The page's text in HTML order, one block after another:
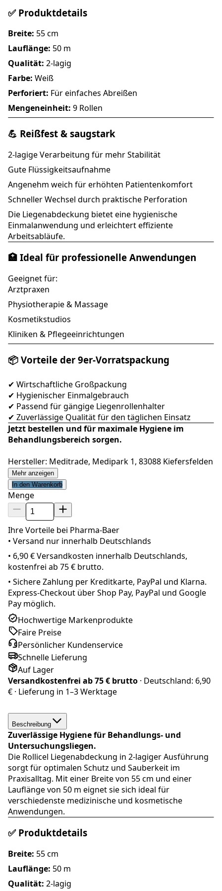
✅ Produktdetails
Breite: 55 cm
Lauflänge: 50 m
Qualität: 2-lagig
Farbe: Weiß
Perforiert: Für einfaches Abreißen
Mengeneinheit: 9 Rollen
💪 Reißfest & saugstark
2-lagige Verarbeitung für mehr Stabilität
Gute Flüssigkeitsaufnahme
Angenehm weich für erhöhten Patientenkomfort
Schneller Wechsel durch praktische Perforation
Die Liegenabdeckung bietet eine hygienische
Einmalanwendung und erleichtert effiziente
Arbeitsabläufe.
🏥 Ideal für professionelle Anwendungen
Geeignet für:
Arztpraxen
Physiotherapie & Massage
Kosmetikstudios
Kliniken & Pflegeeinrichtungen
📦 Vorteile der 9er-Vorratspackung
✔ Wirtschaftliche Großpackung
✔ Hygienischer Einmalgebrauch
✔ Passend für gängige Liegenrollenhalter
✔ Zuverlässige Qualität für den täglichen Einsatz
Jetzt bestellen und für maximale Hygiene im
Behandlungsbereich sorgen.
Hersteller: Meditrade, Medipark 1, 83088 Kiefersfelden
Mehr anzeigen
In den Warenkorb
Menge
Ihre Vorteile bei Pharma-Baer
• Versand nur innerhalb Deutschlands
• 6,90 € Versandkosten innerhalb Deutschlands,
kostenfrei ab 75 € brutto.
• Sichere Zahlung per Kreditkarte, PayPal und Klarna.
Express-Checkout über Shop Pay, PayPal und Google
Pay möglich.
Hochwertige Markenprodukte
Faire Preise
Persönlicher Kundenservice
Schnelle Lieferung
Auf Lager
Versandkostenfrei ab75 € brutto · Deutschland: 6,90
€ · Lieferung in 1–3 Werktage
Beschreibung
Zuverlässige Hygiene für Behandlungs- und
Untersuchungsliegen.
Die Rollicel Liegenabdeckung in 2-lagiger Ausführung
sorgt für optimalen Schutz und Sauberkeit im
Praxisalltag. Mit einer Breite von 55 cm und einer
Lauflänge von 50 m eignet sie sich ideal für
verschiedenste medizinische und kosmetische
Anwendungen.
✅ Produktdetails
Breite: 55 cm
Lauflänge: 50 m
Qualität: 2-lagig